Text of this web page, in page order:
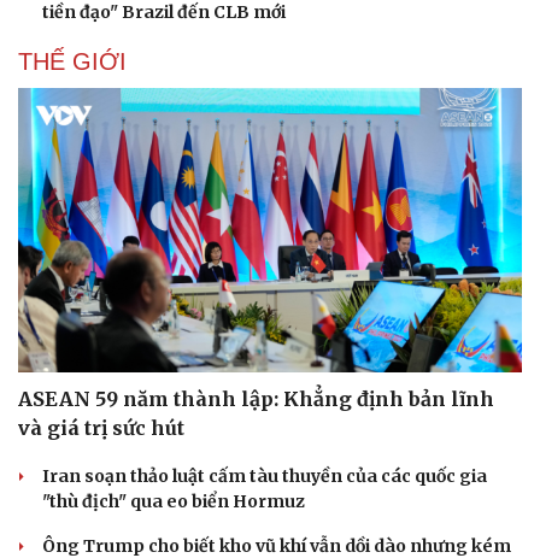
tiền đạo" Brazil đến CLB mới
THẾ GIỚI
ASEAN 59 năm thành lập: Khẳng định bản lĩnh
và giá trị sức hút
Iran soạn thảo luật cấm tàu thuyền của các quốc gia
"thù địch" qua eo biển Hormuz
Ông Trump cho biết kho vũ khí vẫn dồi dào nhưng kém